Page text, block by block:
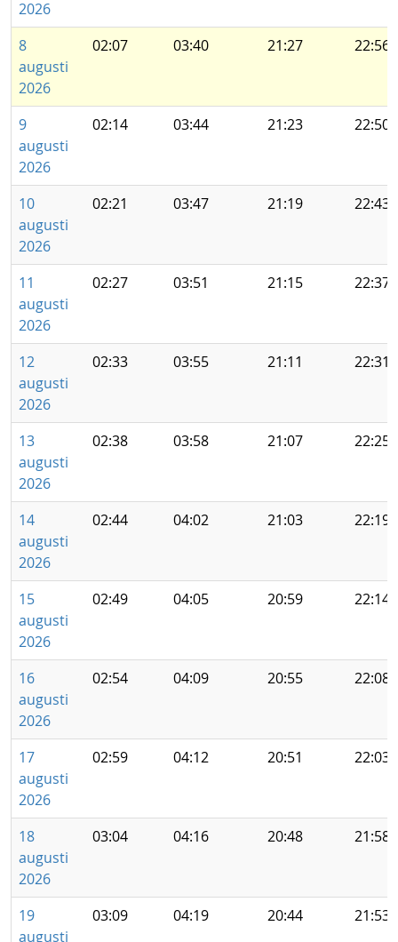
2026
8
augusti
2026
02:07 03:40 21:27 22:56
9
augusti
2026
02:14 03:44 21:23 22:50
10
augusti
2026
02:21 03:47 21:19 22:43
11
augusti
2026
02:27 03:51 21:15 22:37
12
augusti
2026
02:33 03:55 21:11 22:31
13
augusti
2026
02:38 03:58 21:07 22:25
14
augusti
2026
02:44 04:02 21:03 22:19
15
augusti
2026
02:49 04:05 20:59 22:14
16
augusti
2026
02:54 04:09 20:55 22:08
17
augusti
2026
02:59 04:12 20:51 22:03
18
augusti
2026
03:04 04:16 20:48 21:58
19
augusti
03:09 04:19 20:44 21:53